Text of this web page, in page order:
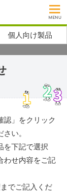
MENU
個人向け製品
認」をクリック
い。
を下記で選択
わせ内容をご記
でご記入くだ